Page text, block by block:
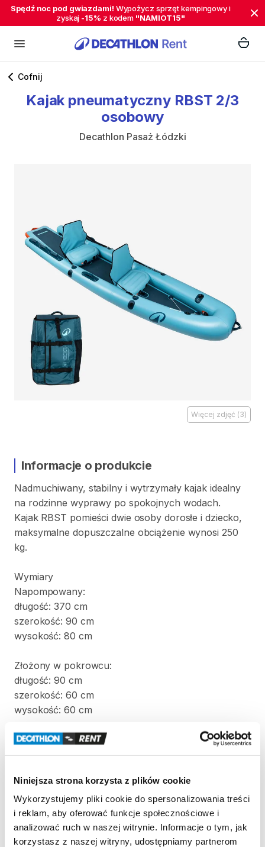
Niniejsza strona korzysta z plików cookie
Wykorzystujemy pliki cookie do spersonalizowania treści
i reklam, aby oferować funkcje społecznościowe i
analizować ruch w naszej witrynie. Informacje o tym, jak
korzystasz z naszej witryny, udostępniamy partnerom
Spędź noc pod gwiazdami! Wypożycz sprzęt kempingowy i
zyskaj -15% z kodem "NAMIOT15"
Cofnij
Kajak pneumatyczny RBST 2​/​3
osobowy
Decathlon Pasaż Łódzki
Więcej zdjęć (3)
Informacje o produkcie
Nadmuchiwany​,​ stabilny i wytrzymały kajak idealny
na rodzinne wyprawy po spokojnych wodach.
Kajak RBST pomieści dwie osoby dorosłe i dziecko​,​
maksymalne dopuszczalne obciążenie wynosi 250
kg.
Wymiary
Napompowany:
długość: 370 cm
szerokość: 90 cm
wysokość: 80 cm
Złożony w pokrowcu:
długość: 90 cm
szerokość: 60 cm
wysokość: 60 cm
Waga: 22 kg
pompka.
Zasady wypożyczenia